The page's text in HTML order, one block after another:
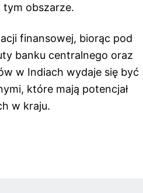
obszarze.
finansowej, biorąc pod
banku centralnego oraz
w Indiach wydaje się być
które mają potencjał
w kraju.